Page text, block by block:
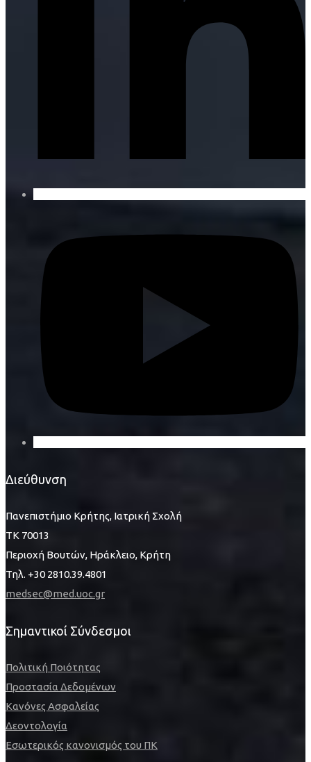
Διεύθυνση
Πανεπιστήμιο Κρήτης, Ιατρική Σχολή
ΤΚ 70013
Περιοχή Βουτών, Ηράκλειο, Κρήτη
Τηλ. +30 2810.39.4801
medsec@med.uoc.gr
Σημαντικοί Σύνδεσμοι
Πολιτική Ποιότητας
Προστασία Δεδομένων
Κανόνες Ασφαλείας
Δεοντολογία
Εσωτερικός κανονισμός του ΠΚ